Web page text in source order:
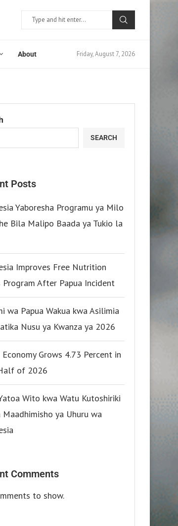
About Friday, August 7, 2026
SEARCH
Posts
Yaboresha Programu ya Milo
Bila Malipo Baada ya Tukio la
Improves Free Nutrition
Program After Papua Incident
wa Papua Wakua kwa Asilimia
Nusu ya Kwanza ya 2026
Economy Grows 4.73 Percent in
of 2026
Wito kwa Watu Kutoshiriki
Maadhimisho ya Uhuru wa
Comments
to show.